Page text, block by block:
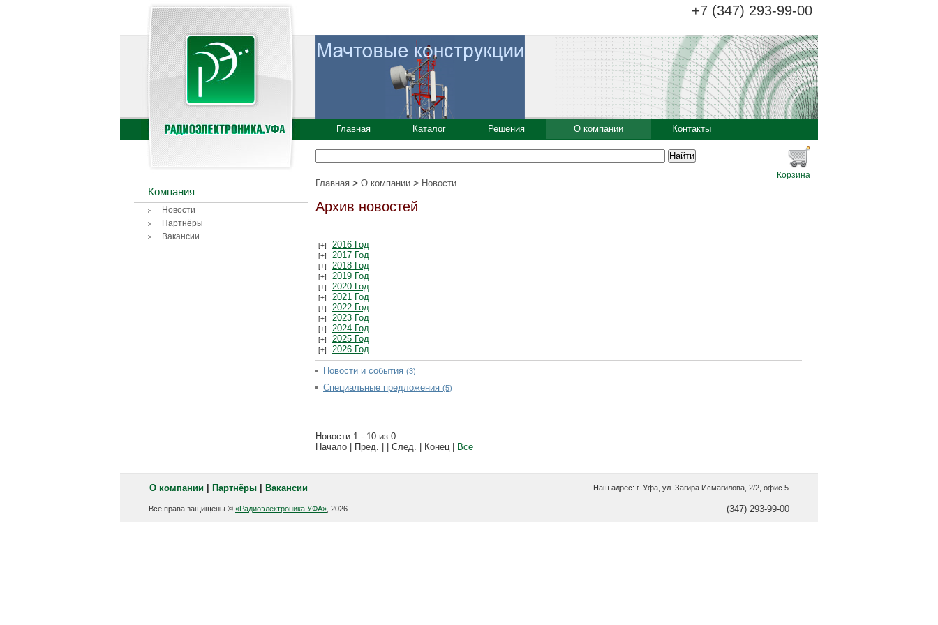
+7 (347) 293-99-00
Корзина
Главная Каталог Решения О компании Контакты
Компания
Новости
Партнёры
Вакансии
Главная > О компании > Новости
Архив новостей
2016 Год
2017 Год
2018 Год
2019 Год
2020 Год
2021 Год
2022 Год
2023 Год
2024 Год
2025 Год
2026 Год
Новости и события (3)
Специальные предложения (5)
Новости 1 - 10 из 0
Начало | Пред. | | След. | Конец
Все
О компании Партнёры Вакансии Наш адрес: г. Уфа, ул. Загира Исмагилова, 2/2, офис 5
Все права защищены © «Радиоэлектроника.УФА» , 2026 (347) 293-99-00